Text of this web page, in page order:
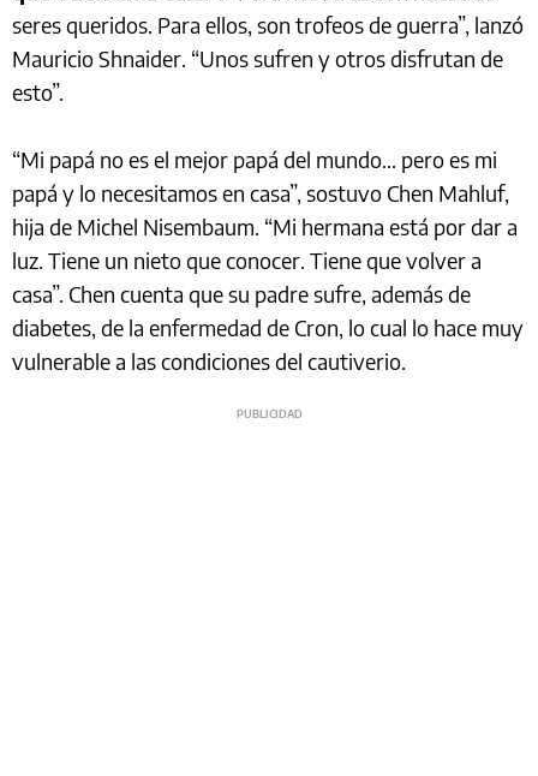
seres queridos. Para ellos, son trofeos de guerra”, lanzó
Mauricio Shnaider. “Unos sufren y otros disfrutan de
esto”.
“Mi papá no es el mejor papá del mundo… pero es mi
papá y lo necesitamos en casa”, sostuvo Chen Mahluf,
hija de Michel Nisembaum. “Mi hermana está por dar a
luz. Tiene un nieto que conocer. Tiene que volver a
casa”. Chen cuenta que su padre sufre, además de
diabetes, de la enfermedad de Cron, lo cual lo hace muy
vulnerable a las condiciones del cautiverio.